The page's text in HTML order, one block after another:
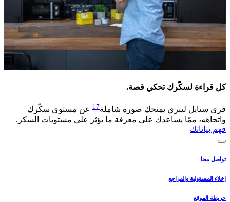
كل قراءة لسكّرك تحكي قصة.​
فري ستايل ليبري يمنحك صورة شاملة17 عن مستوى سكّرك
واتجاهه، ممّا يساعدك على معرفة ما يؤثر على مستويات السكر. ​
فهم بياناتك
تواصل معنا
إخلاء المسؤولية والمراجع
خريطة الموقع